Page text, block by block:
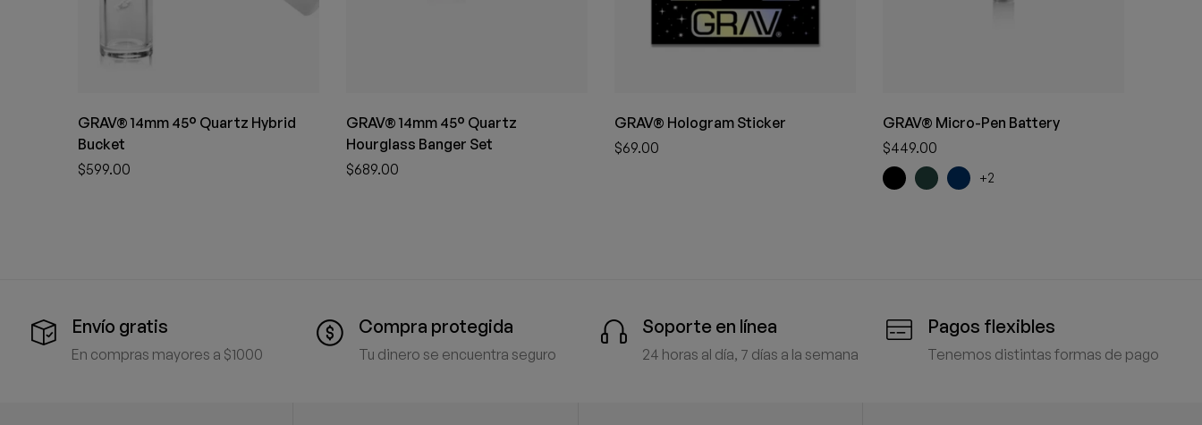
GRAV® 14mm 45° Quartz Hybrid
Bucket
$599.00
GRAV® 14mm 45° Quartz
Hourglass Banger Set
$689.00
GRAV® Hologram Sticker
$69.00
GRAV® Micro-Pen Battery
$449.00
+2
Envío gratis
En compras mayores a $1000
Compra protegida
Tu dinero se encuentra seguro
Soporte en línea
24 horas al día, 7 días a la semana
Pagos flexibles
Tenemos distintas formas de pago